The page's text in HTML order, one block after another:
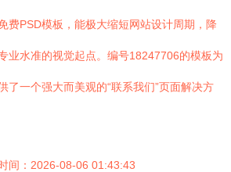
费PSD模板，能极大缩短网站设计周期，降
业水准的视觉起点。编号18247706的模板为
了一个强大而美观的“联系我们”页面解决方
间：2026-08-06 01:43:43